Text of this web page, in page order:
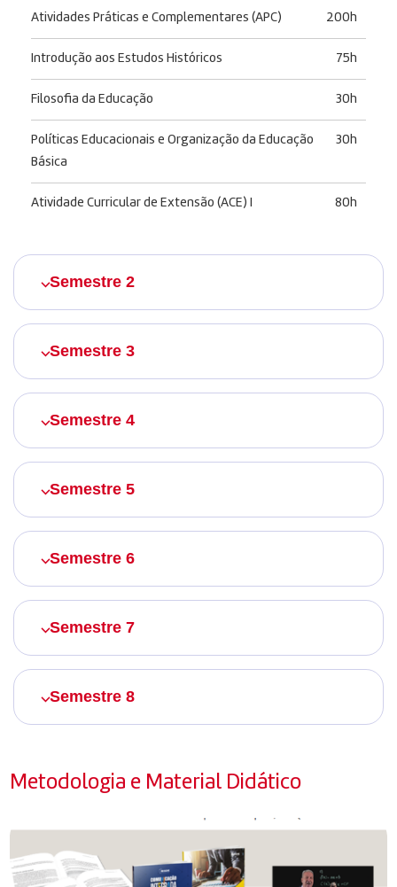
Atividades Práticas e Complementares (APC) 200h
Introdução aos Estudos Históricos 75h
Filosofia da Educação 30h
Políticas Educacionais e Organização da Educação
Básica
30h
Atividade Curricular de Extensão (ACE) I 80h
Semestre 2
Semestre 3
Semestre 4
Semestre 5
Semestre 6
Semestre 7
Semestre 8
Metodologia e Material Didático